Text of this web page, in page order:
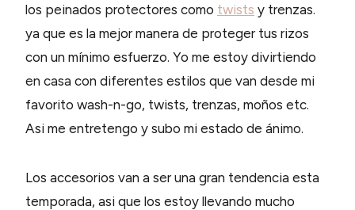
los peinados protectores como twists y trenzas.
ya que es la mejor manera de proteger tus rizos
con un mínimo esfuerzo. Yo me estoy divirtiendo
en casa con diferentes estilos que van desde mi
favorito wash-n-go, twists, trenzas, moños etc.
Asi me entretengo y subo mi estado de ánimo.
Los accesorios van a ser una gran tendencia esta
temporada, asi que los estoy llevando mucho